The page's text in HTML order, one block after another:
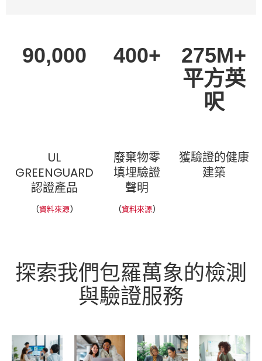
90,000 400+
275M+
平方英
呎
UL
GREENGUARD
認證產品
(資料來源)
廢棄物零
填埋驗證
聲明
(資料來源)
獲驗證的健康
建築
探索我們包羅萬象的檢測
與驗證服務